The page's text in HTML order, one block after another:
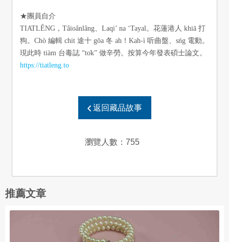
★團員自介
TIATLÊNG，Tâioânlâng、Laqi’ na ‘Tayal。花蓮港人 khiā 打
狗。Chò 編輯 chit 途十 gōa 冬 ah！Kah-ì 听曲盤、sńg 電動。
現此時 tiàm 台毒誌 “to̍k” 做辛勞。按算今年發表碩士論文。
https://tiatleng.to
返回藏品故事
瀏覽人數： 755
推薦文章